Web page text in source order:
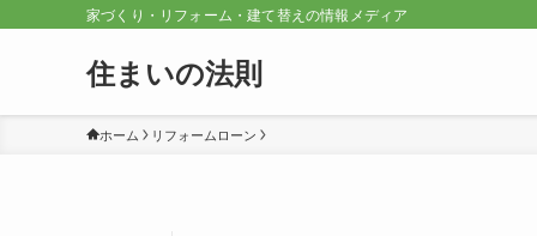
家づくり・リフォーム・建て替えの情報メディア
住まいの法則
ホーム リフォームローン